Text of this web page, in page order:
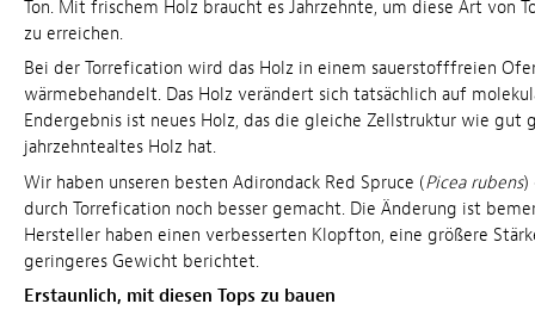
Ton. Mit frischem Holz braucht es Jahrzehnte, um diese Art von
zu erreichen.
Bei der Torrefication wird das Holz in einem sauerstofffreien
wärmebehandelt. Das Holz verändert sich tatsächlich auf
Endergebnis ist neues Holz, das die gleiche Zellstruktur wie gut
jahrzehntealtes Holz hat.
Wir haben unseren besten Adirondack Red Spruce (Picea rubens)
durch Torrefication noch besser gemacht. Die Änderung ist
Hersteller haben einen verbesserten Klopfton, eine größere
geringeres Gewicht berichtet.
Erstaunlich, mit diesen Tops zu bauen